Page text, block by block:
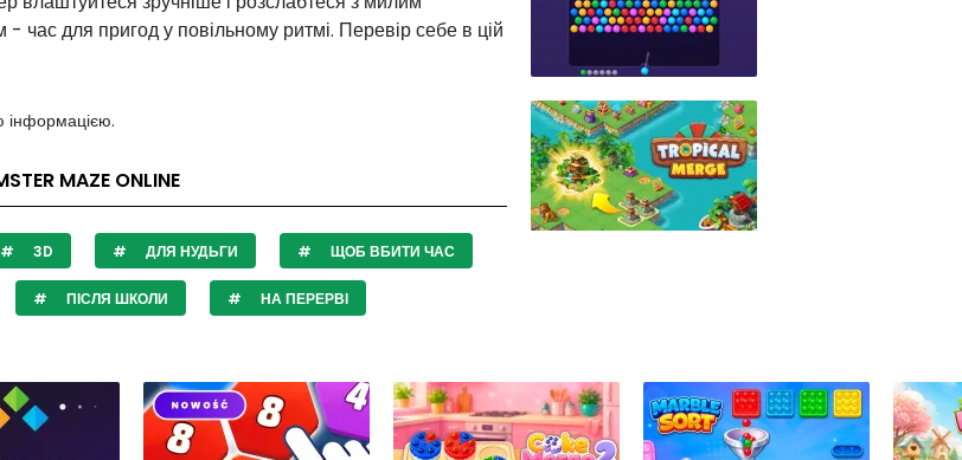
- час для пригод у повільному ритмі. Перевір себе в цій
інформацією.
MAZE ONLINE
3D ДЛЯ НУДЬГИ ЩОБ ВБИТИ ЧАС
ПІСЛЯ ШКОЛИ НА ПЕРЕРВІ